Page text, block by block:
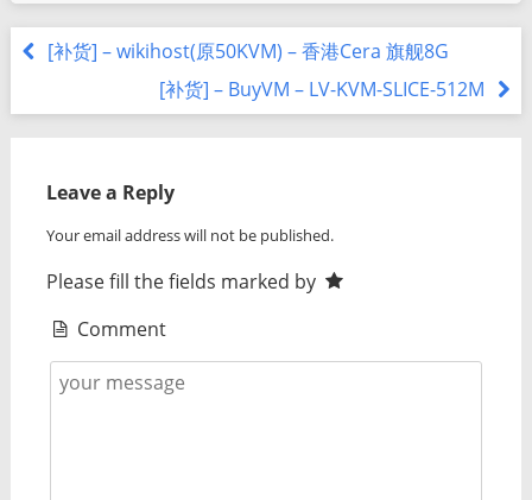
[补货] – wikihost(原50KVM) – 香港Cera 旗舰8G
[补货] – BuyVM – LV-KVM-SLICE-512M
Leave a Reply
Your email address will not be published.
Please fill the fields marked by
Comment